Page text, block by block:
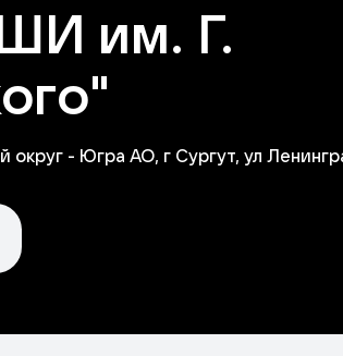
им. Г.
- Югра АО, г Сургут, ул